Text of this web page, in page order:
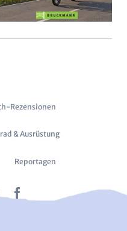
Rezensionen
& Ausrüstung
Reportagen